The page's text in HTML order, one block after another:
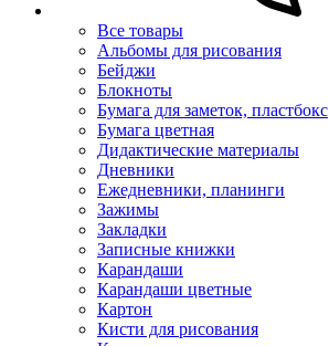
Все товары
Альбомы для рисования
Бейджи
Блокноты
Бумага для заметок, пластбокс
Бумага цветная
Дидактические материалы
Дневники
Ежедневники, планинги
Зажимы
Закладки
Записные книжки
Карандаши
Карандаши цветные
Картон
Кисти для рисования